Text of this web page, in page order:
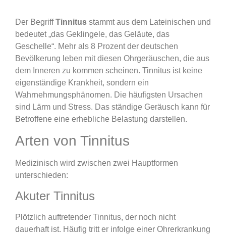
Der BegriffTinnitus stammt aus dem Lateinischen und
bedeutet „das Geklingele, das Geläute, das
Geschelle“. Mehr als 8 Prozent der deutschen
Bevölkerung leben mit diesen Ohrgeräuschen, die aus
dem Inneren zu kommen scheinen. Tinnitus ist keine
eigenständige Krankheit, sondern ein
Wahrnehmungsphänomen. Die häufigsten Ursachen
sind Lärm und Stress. Das ständige Geräusch kann für
Betroffene eine erhebliche Belastung darstellen.
Arten von Tinnitus
Medizinisch wird zwischen zwei Hauptformen
unterschieden:
Akuter Tinnitus
Plötzlich auftretender Tinnitus, der noch nicht
dauerhaft ist. Häufig tritt er infolge einer Ohrerkrankung